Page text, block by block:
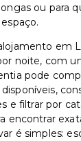
ou para
em
noite, com
pode
e filtrar por
encontrar
é simples: